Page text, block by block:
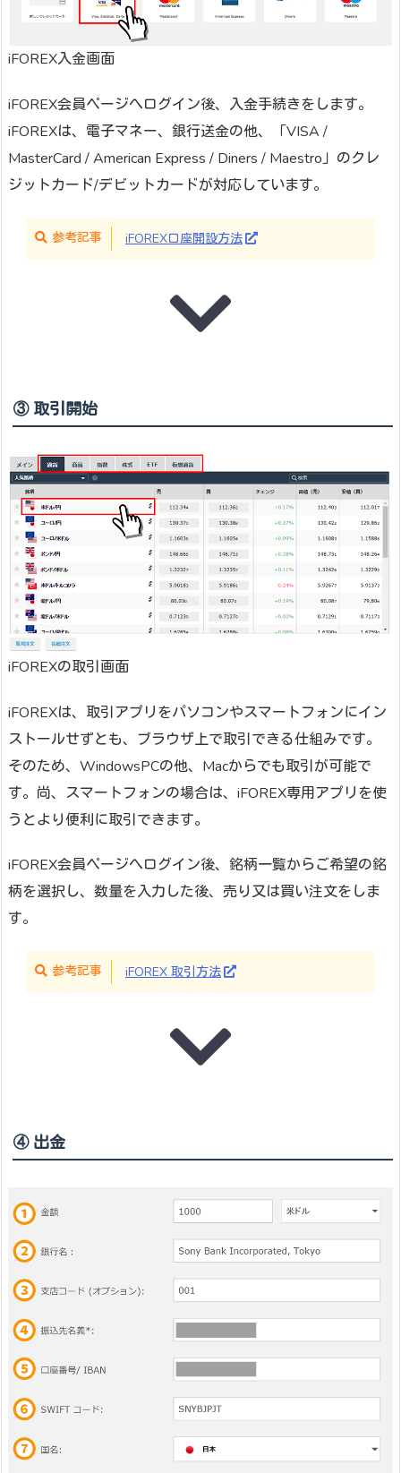
iFOREX入金画面
iFOREX会員ページへログイン後、入金手続きをします。
iFOREXは、電子マネー、銀行送金の他、「VISA /
MasterCard / American Express / Diners / Maestro」のクレ
ジットカード/デビットカードが対応しています。
参考記事 iFOREX口座開設方法
③ 取引開始
iFOREXの取引画面
iFOREXは、取引アプリをパソコンやスマートフォンにイン
ストールせずとも、ブラウザ上で取引できる仕組みです。
そのため、WindowsPCの他、Macからでも取引が可能で
す。尚、スマートフォンの場合は、iFOREX専用アプリを使
うとより便利に取引できます。
iFOREX会員ページへログイン後、銘柄一覧からご希望の銘
柄を選択し、数量を入力した後、売り又は買い注文をしま
す。
参考記事 iFOREX 取引方法
④ 出金